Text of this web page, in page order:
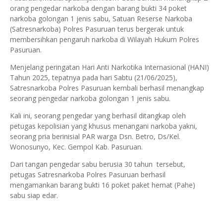
orang pengedar narkoba dengan barang bukti 34 poket
narkoba golongan 1 jenis sabu, Satuan Reserse Narkoba
(Satresnarkoba) Polres Pasuruan terus bergerak untuk
membersihkan pengaruh narkoba di Wilayah Hukum Polres
Pasuruan.
Menjelang peringatan Hari Anti Narkotika Internasional (HANI)
Tahun 2025, tepatnya pada hari Sabtu (21/06/2025),
Satresnarkoba Polres Pasuruan kembali berhasil menangkap
seorang pengedar narkoba golongan 1 jenis sabu.
Kali ini, seorang pengedar yang berhasil ditangkap oleh
petugas kepolisian yang khusus menangani narkoba yakni,
seorang pria berinisial PAR warga Dsn. Betro, Ds/Kel.
Wonosunyo, Kec. Gempol Kab. Pasuruan.
Dari tangan pengedar sabu berusia 30 tahun tersebut,
petugas Satresnarkoba Polres Pasuruan berhasil
mengamankan barang bukti 16 poket paket hemat (Pahe)
sabu siap edar.